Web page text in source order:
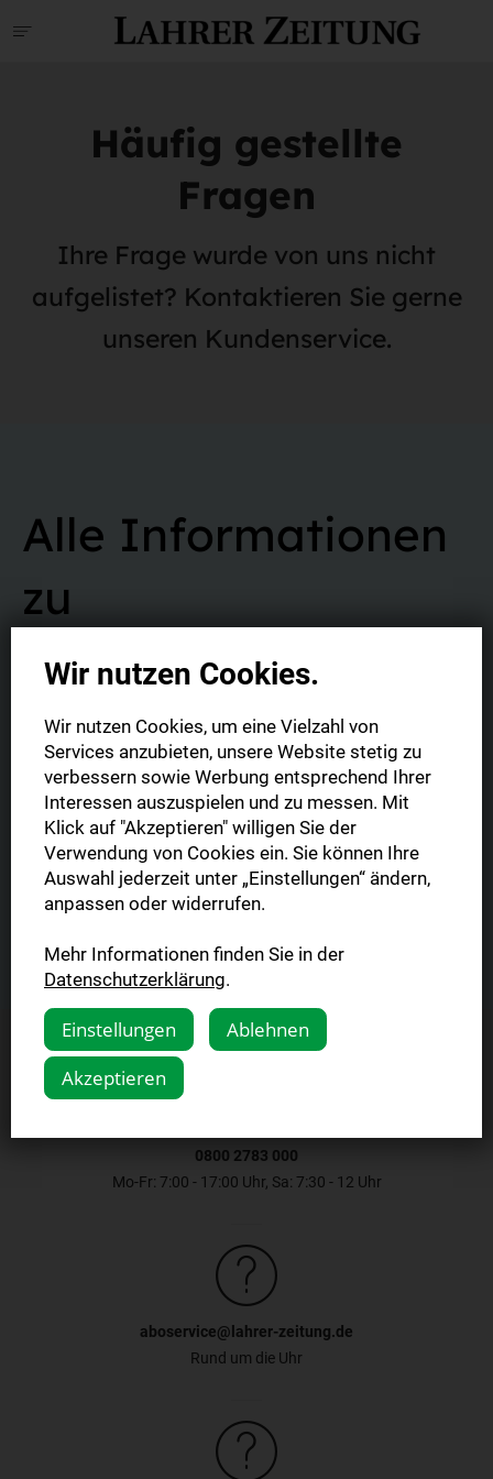
Häufig gestellte
Fragen
Ihre Frage wurde von uns nicht
aufgelistet? Kontaktieren Sie gerne
unseren Kundenservice.
Alle Informationen
zu
Abonnement und
Vertrag
Was ist die Digitale Zeitung?
Sie haben die Möglichkeit Ihre Digitale Zeitung im gewohnten
Format (1:1 Abbild der gedruckten Tageszeitung) oder in der
mobil optimierten Leseansicht zu lesen. Zudem können Sie
bereits am Abend ab 19 Uhr ausgewählte Seiten und Artikeln
aus der Ausgabe von morgen lesen. Ab 4 Uhr morgens steht
Ihnen die komplette Zeitung zur Verfügung. In der digitalen
Zeitung finden Sie nun auch Prospekte und Beilagen, die der
gedruckten Zeitung beiliegen, inklusive dem wöchentlichen
Dort finden Sie die neuesten Artikel, Bilder und Videos von
0800 2783 000
Mo-Fr: 7:00 - 17:00 Uhr, Sa: 7:30 - 12 Uhr
aboservice@lahrer-zeitung.de
Rund um die Uhr
Wir nutzen Cookies.
Wir nutzen Cookies, um eine Vielzahl von
Services anzubieten, unsere Website stetig zu
verbessern sowie Werbung entsprechend Ihrer
Interessen auszuspielen und zu messen. Mit
Klick auf "Akzeptieren" willigen Sie der
Verwendung von Cookies ein. Sie können Ihre
Auswahl jederzeit unter „Einstellungen“ ändern,
anpassen oder widerrufen.
Mehr Informationen finden Sie in der
Datenschutzerklärung.
Einstellungen
Ablehnen
Akzeptieren